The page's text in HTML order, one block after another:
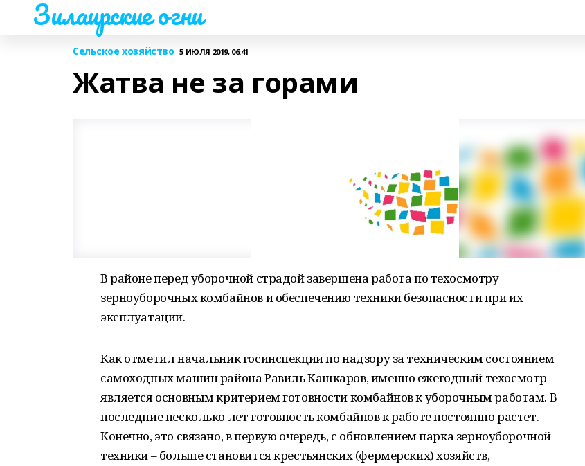
Зилаирские огни
Сельское хозяйство 5 ИЮЛЯ 2019, 06:41
Жатва не за горами
В районе перед уборочной страдой завершена работа по техосмотру
зерноуборочных комбайнов и обеспечению техники безопасности при их
эксплуатации.
Как отметил начальник госинспекции по надзору за техническим состоянием
самоходных машин района Равиль Кашкаров, именно ежегодный техосмотр
является основным критерием готовности комбайнов к уборочным работам. В
последние несколько лет готовность комбайнов к работе постоянно растет.
Конечно, это связано, в первую очередь, с обновлением парка зерноуборочной
техники – больше становится крестьянских (фермерских) хозяйств,